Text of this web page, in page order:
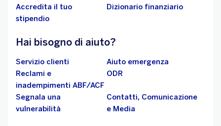
Accredita il tuo
stipendio
Dizionario finanziario
Hai bisogno di aiuto?
Servizio clienti
Aiuto emergenza
Reclami e
inadempimenti ABF/ACF
ODR
Segnala una
vulnerabilità
Contatti, Comunicazione
e Media